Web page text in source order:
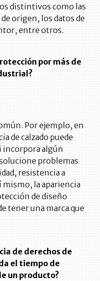
distintivos como las
origen, los datos de
entre otros.
por más de
Por ejemplo, en
de calzado puede
incorpora algún
problemas
resistencia a
mismo, la apariencia
de diseño
tener una marca que
de derechos de
el tiempo de
un producto?